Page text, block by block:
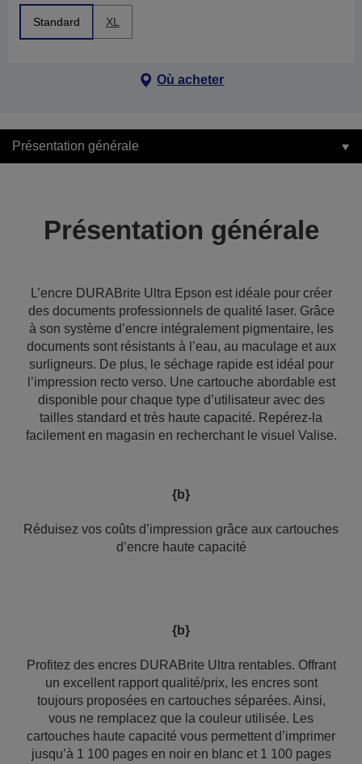
Standard XL
Où acheter
Présentation générale
Présentation générale
L’encre DURABrite Ultra Epson est idéale pour créer
des documents professionnels de qualité laser. Grâce
à son système d’encre intégralement pigmentaire, les
documents sont résistants à l’eau, au maculage et aux
surligneurs. De plus, le séchage rapide est idéal pour
l’impression recto verso. Une cartouche abordable est
disponible pour chaque type d’utilisateur avec des
tailles standard et très haute capacité. Repérez-la
facilement en magasin en recherchant le visuel Valise.
{b}
Réduisez vos coûts d’impression grâce aux cartouches
d’encre haute capacité
{b}
Profitez des encres DURABrite Ultra rentables. Offrant
un excellent rapport qualité/prix, les encres sont
toujours proposées en cartouches séparées. Ainsi,
vous ne remplacez que la couleur utilisée. Les
cartouches haute capacité vous permettent d’imprimer
jusqu’à 1 100 pages en noir en blanc et 1 100 pages